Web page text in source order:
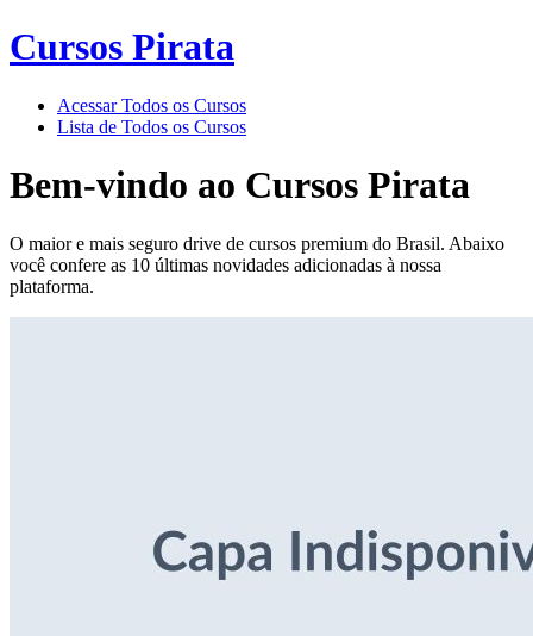
Cursos Pirata
Acessar Todos os Cursos
Lista de Todos os Cursos
Bem-vindo ao Cursos Pirata
O maior e mais seguro drive de cursos premium do Brasil. Abaixo
você confere as 10 últimas novidades adicionadas à nossa
plataforma.